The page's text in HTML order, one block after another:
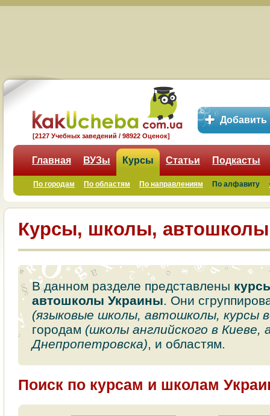
Добавить
[2127 Учебных заведений / 98922 Оценок]
Главная ВУЗы Курсы Статьи Подкасты
По городам По областям По направлениям По алфавиту
Курсы, школы,
В данном разделе представлены
автошколы Украины. Они
(языковые школы, автошколы, курсы
городам (школы английского в
Днепропетровска), и областям.
Поиск по курсам и школам